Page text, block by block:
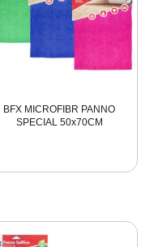
BFX MICROFIBR PANNO
SPECIAL 50x70CM